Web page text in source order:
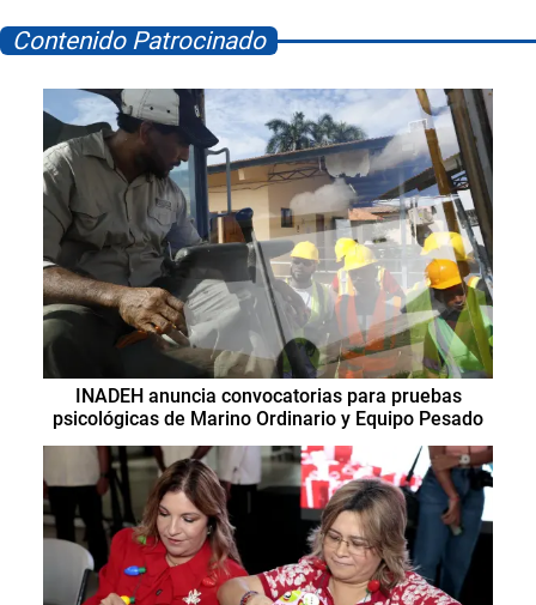
Contenido Patrocinado
INADEH anuncia convocatorias para pruebas
psicológicas de Marino Ordinario y Equipo Pesado